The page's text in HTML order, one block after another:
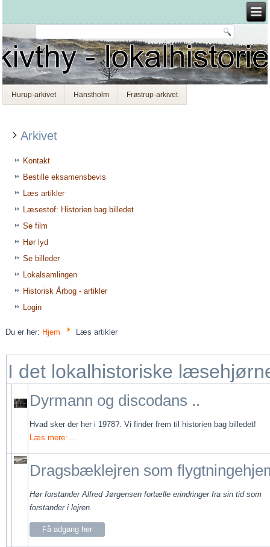
Hurup-arkivet Hanstholm Frøstrup-arkivet
Arkivet
Kontakt
Bestille eksamensbevis
Læs artikler
Læsestof: Historien bag billedet
Se film
Hør lyd
Se billeder
Lokalsamlingen
Historisk Årbog - artikler
Login
Du er her: Hjem Læs artikler
I det lokalhistoriske
Dyrmann og discodans ..
Hvad sker der her i 1978?. Vi finder frem til historien bag billedet!
Læs mere: ...
Dragsbæklejren som
Hør forstander Alfred Jørgensen fortælle erindringer fra sin tid som
forstander i lejren.
Få adgang her